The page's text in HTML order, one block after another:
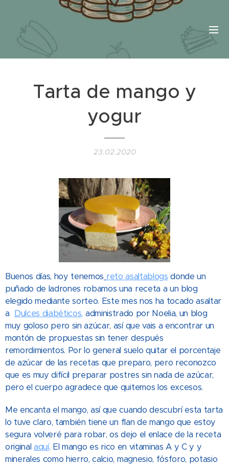
Tarta de mango y
yogur
23.02.2020
Buenos días, hoy tenemos reto asaltablogs donde un
puñado de ladrones robamos una receta a un blog
elegido mediante sorteo. Este mes nos ha tocado asaltar
a Dulces diabéticos, administrado por Noelia, un blog
muy goloso pero sin azúcar, así que vais a encontrar un
montón de propuestas sin tener después
remordimientos. Por lo general suelo quitar el porcentaje
de azúcar de las recetas que preparo, pero reconozco
que es muy difícil preparar postres sin nada de azúcar,
pero el cuerpo agradece que quitemos los excesos.
Me encanta el mango, así que cuando descubrí esta tarta
lo tuve claro, también tiene un flan de mango que estoy
segura volveré para robar, os dejo el enlace de la receta
originalaquí. El mango es rico en vitaminas A y C y y
minerales como hierro, calcio, magnesio, fósforo, potasio